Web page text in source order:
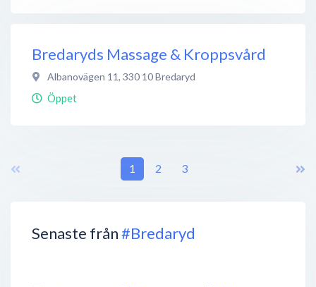
Senaste från#Bredaryd
Bredaryds Massage & Kroppsvård
Albanovägen 11, 330 10Bredaryd
Öppet
1 2 3